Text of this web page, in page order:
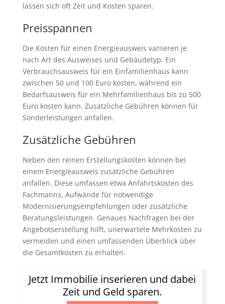
lassen sich oft Zeit und Kosten sparen.
Preisspannen
Die Kosten für einen Energieausweis variieren je
nach Art des Ausweises und Gebäudetyp. Ein
Verbrauchsausweis für ein Einfamilienhaus kann
zwischen 50 und 100 Euro kosten, während ein
Bedarfsausweis für ein Mehrfamilienhaus bis zu 500
Euro kosten kann. Zusätzliche Gebühren können für
Sonderleistungen anfallen.
Zusätzliche Gebühren
Neben den reinen Erstellungskosten können bei
einem Energieausweis zusätzliche Gebühren
anfallen. Diese umfassen etwa Anfahrtskosten des
Fachmanns, Aufwände für notwendige
Modernisierungsempfehlungen oder zusätzliche
Beratungsleistungen. Genaues Nachfragen bei der
Angebotserstellung hilft, unerwartete Mehrkosten zu
vermeiden und einen umfassenden Überblick über
die Gesamtkosten zu erhalten.
Jetzt Immobilie inserieren und dabei
Zeit und Geld sparen.